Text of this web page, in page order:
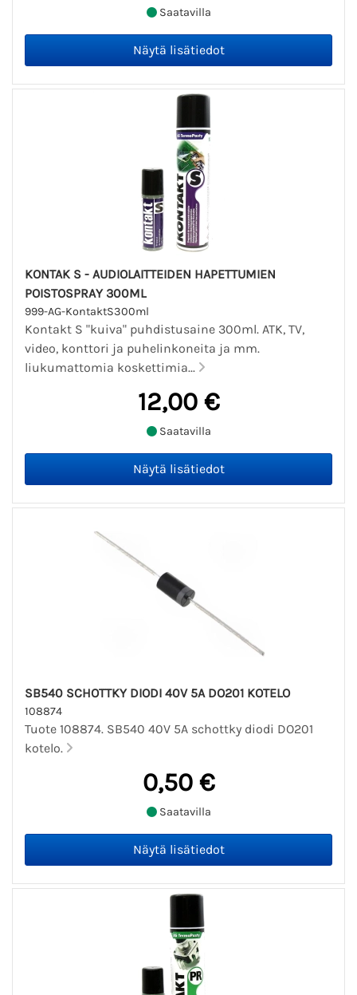
Saatavilla
KONTAK S - AUDIOLAITTEIDEN HAPETTUMIEN
POISTOSPRAY 300ML
999-AG-KontaktS300ml
Kontakt S "kuiva" puhdistusaine 300ml. ATK, TV,
video, konttori ja puhelinkoneita ja mm.
liukumattomia koskettimia...
12,00 €
Saatavilla
SB540 SCHOTTKY DIODI 40V 5A DO201 KOTELO
108874
Tuote 108874. SB540 40V 5A schottky diodi DO201
kotelo.
0,50 €
Saatavilla